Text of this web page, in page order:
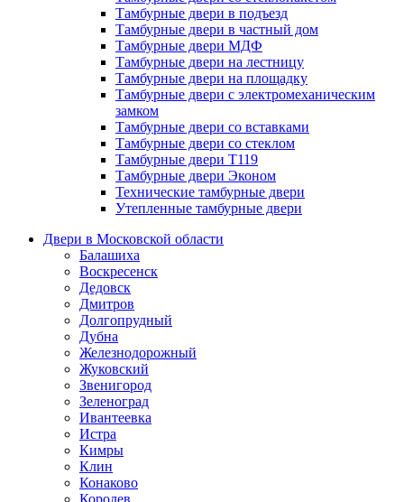
Тамбурные двери в подъезд
Тамбурные двери в частный дом
Тамбурные двери МДФ
Тамбурные двери на лестницу
Тамбурные двери на площадку
Тамбурные двери с электромеханическим
замком
Тамбурные двери со вставками
Тамбурные двери со стеклом
Тамбурные двери Т119
Тамбурные двери Эконом
Технические тамбурные двери
Утепленные тамбурные двери
Двери в Московской области
Балашиха
Воскресенск
Дедовск
Дмитров
Долгопрудный
Дубна
Железнодорожный
Жуковский
Звенигород
Зеленоград
Ивантеевка
Истра
Кимры
Клин
Конаково
Королев